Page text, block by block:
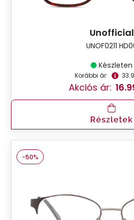
Unofficial
UNOF0211
Készleten
Korábbi ár:
Akciós ár:
Részletek
-50%